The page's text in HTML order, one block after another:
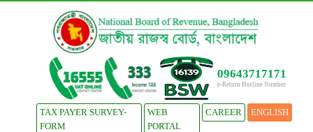
09643717171
e-Return Hotline Number
TAX PAYER SURVEY-
FORM
WEB
PORTAL
CAREER ENGLISH